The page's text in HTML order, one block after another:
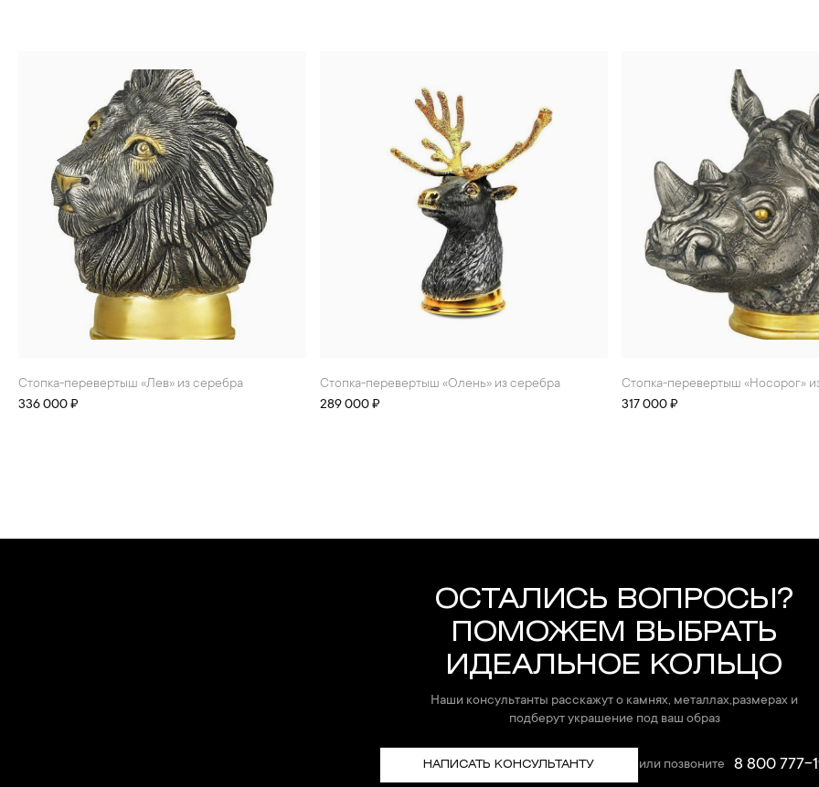
стопка-перевертыш «Лев» из серебра
336 000 ₽
стопка-перевертыш «Олень» из серебра
289 000 ₽
стопка-перевертыш «Носорог»
317 000 ₽
ОСТАЛИСЬ ВОПРОСЫ?
ПОМОЖЕМ ВЫБРАТЬ
ИДЕАЛЬНОЕ КОЛЬЦО
Наши консультанты расскажут о камнях, металлах,размерах и
подберут украшение под ваш образ
НАПИСАТЬ КОНСУЛЬТАНТУ или позвоните 8 800 777-